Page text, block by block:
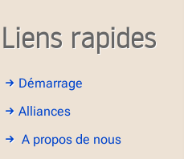
Liens rapides
Démarrage
Alliances
A propos de nous